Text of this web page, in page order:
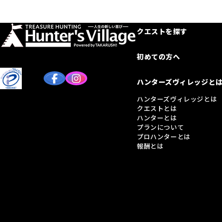
クエストを探す
初めての方へ
ハンターズヴィレッジと
ハンターズヴィレッジとは
クエストとは
ハンターとは
プランについて
プロハンターとは
報酬とは